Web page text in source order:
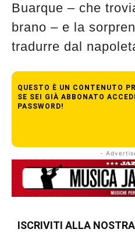
Buarque – che
brano – e la
tradurre dal
QUESTO È UN CONTENUTO
SE SEI GIÀ ABBONATO
PASSWORD!
-
ISCRIVITI ALLA